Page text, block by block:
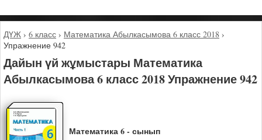
ДҮЖ › 6 класс › Математика Абылкасымова 6 класс 2018 ›
Упражнение 942
Дайын үй жұмыстары Математика
Абылкасымова 6 класс 2018 Упражнение 942
Математика 6 - сынып